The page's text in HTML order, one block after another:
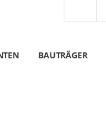
BAUTRÄGER